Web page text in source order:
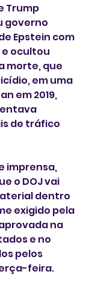
Trump
governo
Epstein com
ocultou
morte, que
em uma
em 2019,
de tráfico
imprensa,
o DOJ vai
dentro
exigido pela
na
e no
pelos
feira.